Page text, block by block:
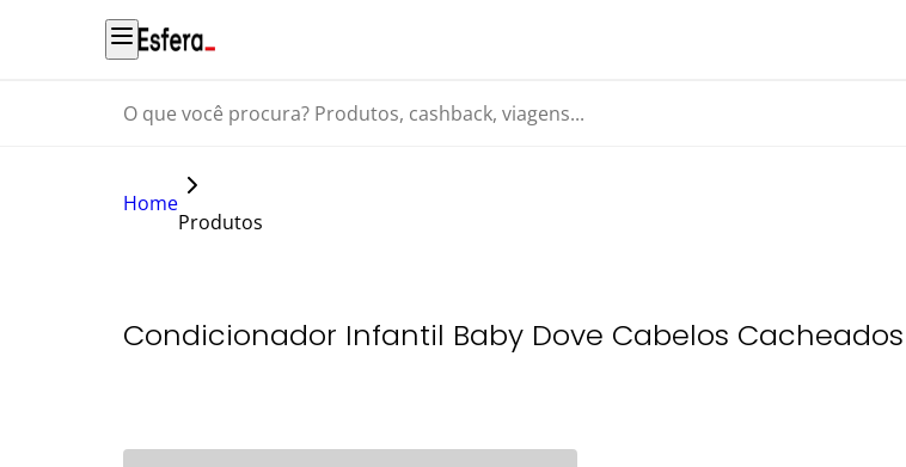
O que você procura? Produtos, cashback, viagens...
Home
Produtos
Condicionador Infantil Baby Dove Cabelos